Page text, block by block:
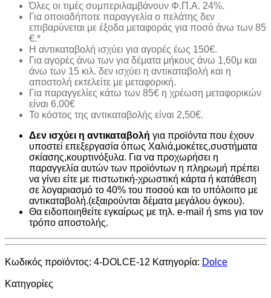
Όλες οι τιμές συμπεριλαμβάνουν Φ.Π.Α. 24%.
Για οποιαδήποτε παραγγελία ο πελάτης δεν
επιβαρύνεται με έξοδα μεταφοράς για ποσό άνω των 85
€.*
H αντικαταβολή ισχύει για αγορές έως 150€.
Για αγορές άνω των για δέματα μήκους άνω 1,60μ και
άνω των 15 κιλ. δεν ισχύει η αντικαταβολή και η
αποστολή εκτελείτε με μεταφορική.
Για παραγγελίες κάτω των 85€ η χρέωση μεταφορικών
είναι 6,00€
Το κόστος της αντικαταβολής είναι 2,50€.
Δεν ισχύει η αντικαταβολή για προϊόντα που έχουν
υποστεί επεξεργασία όπως Χαλιά,μοκέτες,συστήματα
σκίασης,κουρτινόξυλα. Για να προχωρήσει η
παραγγελία αυτών των προϊόντων η πληρωμή πρέπει
να γίνει είτε με πιστωτική-χρωστική κάρτα ή κατάθεση
σε λογαριασμό το 40% του ποσού και το υπόλοιπο με
αντικαταβολή.(εξαιρούνται δέματα μεγάλου όγκου).
Θα ειδοποιηθείτε εγκαίρως με τηλ. e-mail ή sms για τον
τρόπο αποστολής.
Κωδικός προϊόντος: 4-DOLCE-12 Κατηγορία: Dolce
Κατηγορίες